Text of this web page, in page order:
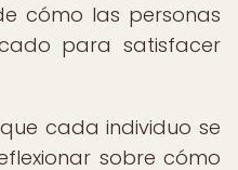
cómo las personas
para satisfacer
cada individuo se
sobre cómo